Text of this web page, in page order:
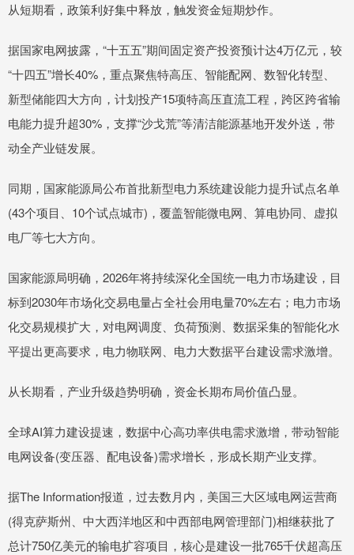
从短期看，政策利好集中释放，触发资金短期炒作。
据国家电网披露，“十五五”期间固定资产投资预计达4万亿元，较
“十四五”增长40%，重点聚焦特高压、智能配网、数智化转型、
新型储能四大方向，计划投产15项特高压直流工程，跨区跨省输
电能力提升超30%，支撑“沙戈荒”等清洁能源基地开发外送，带
动全产业链发展。
同期，国家能源局公布首批新型电力系统建设能力提升试点名单
(43个项目、10个试点城市)，覆盖智能微电网、算电协同、虚拟
电厂等七大方向。
国家能源局明确，2026年将持续深化全国统一电力市场建设，目
标到2030年市场化交易电量占全社会用电量70%左右；电力市场
化交易规模扩大，对电网调度、负荷预测、数据采集的智能化水
平提出更高要求，电力物联网、电力大数据平台建设需求激增。
从长期看，产业升级趋势明确，资金长期布局价值凸显。
全球AI算力建设提速，数据中心高功率供电需求激增，带动智能
电网设备(变压器、配电设备)需求增长，形成长期产业支撑。
据The Information报道，过去数月内，美国三大区域电网运营商
(得克萨斯州、中大西洋地区和中西部电网管理部门)相继获批了
总计750亿美元的输电扩容项目，核心是建设一批765千伏超高压